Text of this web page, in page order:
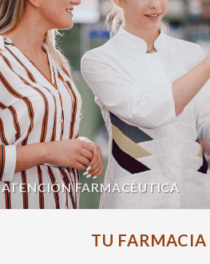
ATENCIÓN FARMACÉUTICA
TU